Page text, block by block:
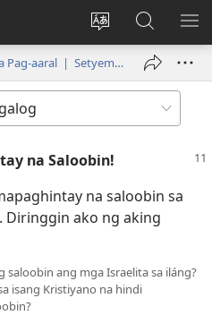
Baguhin
ng
Mag-
log
(may
bubukas
window)
sa
JW.ORG
Ang Bantayan—Edisyon Para sa Pag-aaral | Setyembre 1, 2000
na Saloobin!
na saloobin sa
Diringgin ako ng aking
saloobin ang mga Israelita sa iláng?
isang Kristiyano na hindi